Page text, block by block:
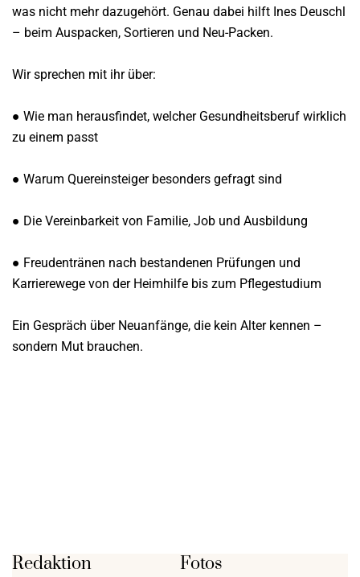
was nicht mehr dazugehört. Genau dabei hilft Ines Deuschl
– beim Auspacken, Sortieren und Neu-Packen.
Wir sprechen mit ihr über:
● Wie man herausfindet, welcher Gesundheitsberuf wirklich
zu einem passt
● Warum Quereinsteiger besonders gefragt sind
● Die Vereinbarkeit von Familie, Job und Ausbildung
● Freudentränen nach bestandenen Prüfungen und
Karrierewege von der Heimhilfe bis zum Pflegestudium
Ein Gespräch über Neuanfänge, die kein Alter kennen –
sondern Mut brauchen.
Redaktion Fotos